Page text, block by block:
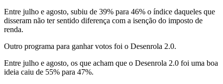
Entre julho e agosto, subiu de 39% para 46% o índice daqueles que
disseram não ter sentido diferença com a isenção do imposto de
renda.
Outro programa para ganhar votos foi o Desenrola 2.0.
Entre julho e agosto, os que acham que o Desenrola 2.0 foi uma boa
ideia caiu de 55% para 47%.